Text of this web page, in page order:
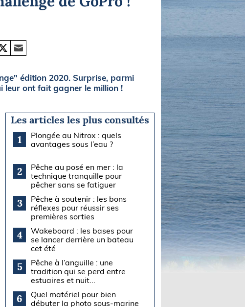
édition 2020. Surprise, parmi
leur ont fait gagner le million !
Les articles les plus consultés
1
Plongée au Nitrox : quels
avantages sous l’eau ?
2
Pêche au posé en mer : la
technique tranquille pour
pêcher sans se fatiguer
3
Pêche à soutenir : les bons
réflexes pour réussir ses
premières sorties
4
Wakeboard : les bases pour
se lancer derrière un bateau
cet été
5
Pêche à l’anguille : une
tradition qui se perd entre
estuaires et nuit...
6
Quel matériel pour bien
débuter la photo sous-marine